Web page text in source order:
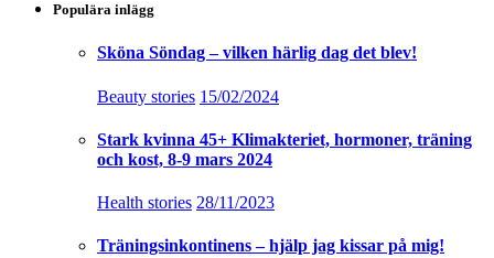
Populära inlägg
Sköna Söndag – vilken härlig dag det blev!
Beauty stories 15/02/2024
Stark kvinna 45+ Klimakteriet, hormoner, träning
och kost, 8-9 mars 2024
Health stories 28/11/2023
Träningsinkontinens – hjälp jag kissar på mig!